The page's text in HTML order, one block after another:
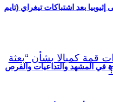
في المشهد والتداعيات والفرص
بعد اشتباكات تيغراي (تايم